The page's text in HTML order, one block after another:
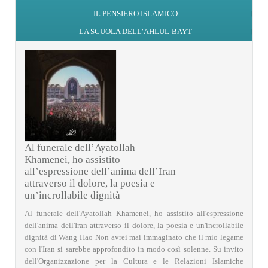
IL PENSIERO ISLAMICO
LA SCUOLA DELL’AHLUL-BAYT
Al funerale dell’Ayatollah
Khamenei, ho assistito
all’espressione dell’anima dell’Iran
attraverso il dolore, la poesia e
un’incrollabile dignità
Al funerale dell'Ayatollah Khamenei, ho assistito all'espressione
dell'anima dell'Iran attraverso il dolore, la poesia e un'incrollabile
dignità di Wang Hao Non avrei mai immaginato che il mio legame
con l'Iran si sarebbe approfondito in modo così solenne. Su invito
dell'Organizzazione per la Cultura e le Relazioni Islamiche